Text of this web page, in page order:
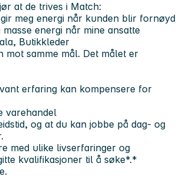
at de trives i Match:
meg energi når kunden blir fornøyd
energi når mine ansatte
Butikkleder
mot samme mål. Det målet er
erfaring kan kompensere for
varehandel
og at du kan jobbe på dag- og
med ulike livserfaringer og
kvalifikasjoner til å søke*.*